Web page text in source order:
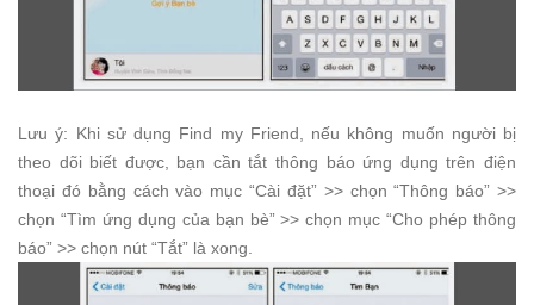
Lưu ý: Khi sử dụng Find my Friend, nếu không muốn người bị
theo dõi biết được, bạn cần tắt thông báo ứng dụng trên điện
thoại đó bằng cách vào mục “Cài đặt” >> chọn “Thông báo” >>
chọn “Tìm ứng dụng của bạn bè” >> chọn mục “Cho phép thông
báo” >> chọn nút “Tắt” là xong.